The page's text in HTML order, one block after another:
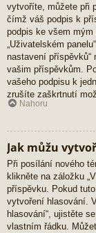
vytvoříte, můžete při
čímž váš podpis k
podpis ke všem mým
„Uživatelském
nastavení příspěvků“
vašim příspěvkům.
vašeho podpisu k
zrušíte zaškrtnutí
Nahoru
Jak můžu
Při posílání nového
klikněte na záložku
příspěvku. Pokud
vytvoření hlasování.
hlasování“, ujistěte
vlastním řádku.